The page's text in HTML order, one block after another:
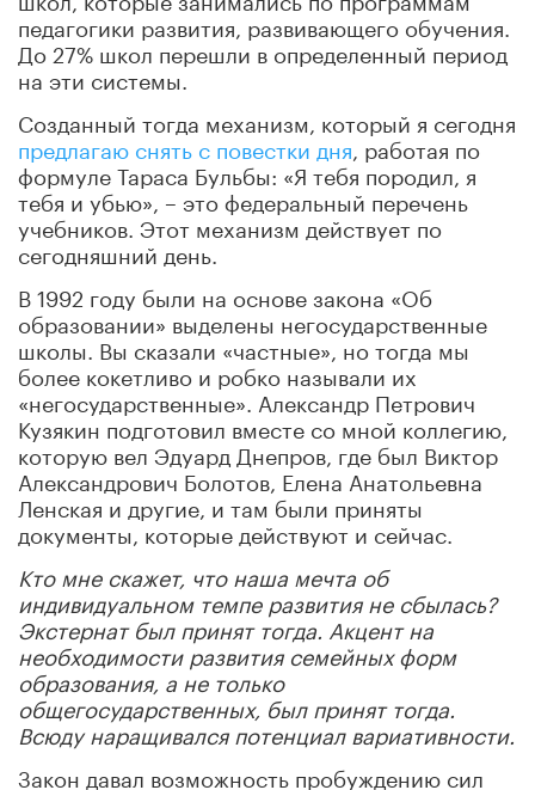
педагогики развития, развивающего обучения.
До 27% школ перешли в определенный период
на эти системы.
Созданный тогда механизм, который я сегодня
предлагаю снять с повестки дня , работая по
формуле Тараса Бульбы: «Я тебя породил, я
тебя и убью», – это федеральный перечень
учебников. Этот механизм действует по
сегодняшний день.
В 1992 году были на основе закона «Об
образовании» выделены негосударственные
школы. Вы сказали «частные», но тогда мы
более кокетливо и робко называли их
«негосударственные». Александр Петрович
Кузякин подготовил вместе со мной коллегию,
которую вел Эдуард Днепров, где был Виктор
Александрович Болотов, Елена Анатольевна
Ленская и другие, и там были приняты
документы, которые действуют и сейчас.
Кто мне скажет, что наша мечта об
индивидуальном темпе развития не сбылась?
Экстернат был принят тогда. Акцент на
необходимости развития семейных форм
образования, а не только
общегосударственных, был принят тогда.
Всюду наращивался потенциал вариативности.
Закон давал возможность пробуждению сил